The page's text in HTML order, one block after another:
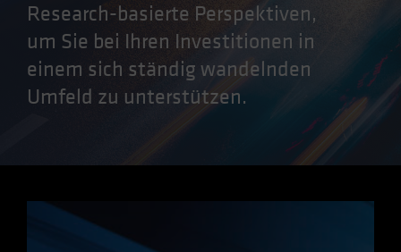
Iceland
Italy - Italia
Japan - 日本
Latin America
Norway
Other Asia-Pacific
Research-basierte Perspektiven,
um Sie bei Ihren Investitionen in
einem sich ständig wandelnden
Umfeld zu unterstützen.